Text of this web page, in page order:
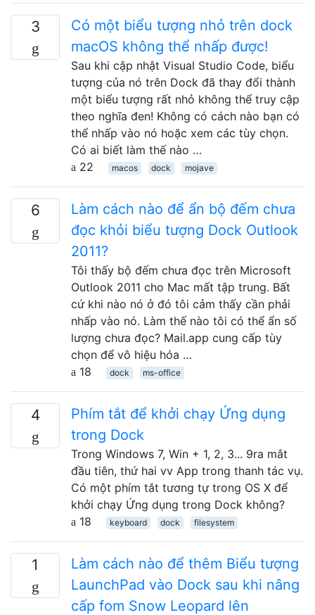
3
Có một biểu tượng nhỏ trên dock
macOS không thể nhấp được!
Sau khi cập nhật Visual Studio Code, biểu
tượng của nó trên Dock đã thay đổi thành
một biểu tượng rất nhỏ không thể truy cập
theo nghĩa đen! Không có cách nào bạn có
thể nhấp vào nó hoặc xem các tùy chọn.
Có ai biết làm thế nào …
22
macos dock mojave
6
Làm cách nào để ẩn bộ đếm chưa
đọc khỏi biểu tượng Dock Outlook
2011?
Tôi thấy bộ đếm chưa đọc trên Microsoft
Outlook 2011 cho Mac mất tập trung. Bất
cứ khi nào nó ở đó tôi cảm thấy cần phải
nhấp vào nó. Làm thế nào tôi có thể ẩn số
lượng chưa đọc? Mail.app cung cấp tùy
chọn để vô hiệu hóa …
18
dock ms-office
4
Phím tắt để khởi chạy Ứng dụng
trong Dock
Trong Windows 7, Win + 1, 2, 3... 9ra mắt
đầu tiên, thứ hai vv App trong thanh tác vụ.
Có một phím tắt tương tự trong OS X để
khởi chạy Ứng dụng trong Dock không?
18
keyboard dock filesystem
1
Làm cách nào để thêm Biểu tượng
LaunchPad vào Dock sau khi nâng
cấp fom Snow Leopard lên